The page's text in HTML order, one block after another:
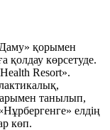
қорымен
қолдау көрсетуде.
Resort».
танылып,
елдің
көп.